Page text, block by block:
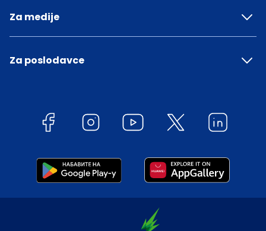
Za medije
Za poslodavce